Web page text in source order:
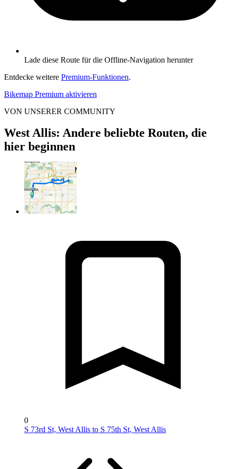
Lade diese Route für die Offline-Navigation herunter
Entdecke weitere Premium-Funktionen.
Bikemap Premium aktivieren
VON UNSERER COMMUNITY
West Allis: Andere beliebte Routen, die
hier beginnen
0
S 73rd St, West Allis to S 75th St, West Allis